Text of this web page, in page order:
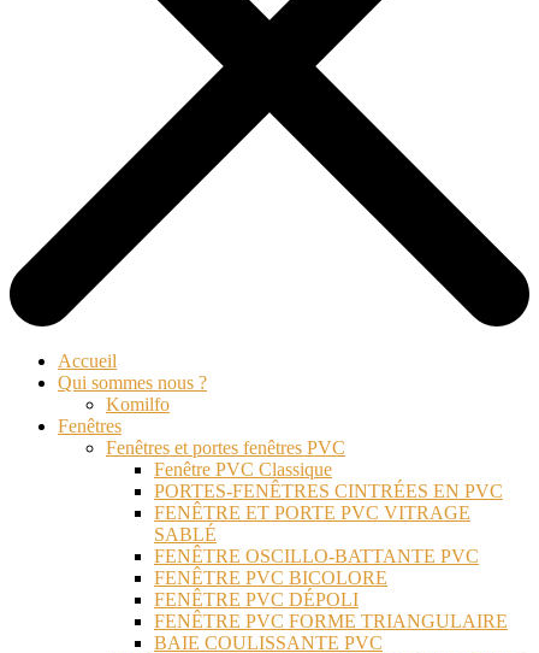
Accueil
Qui sommes nous ?
Komilfo
Fenêtres
Fenêtres et portes fenêtres PVC
Fenêtre PVC Classique
PORTES-FENÊTRES CINTRÉES EN PVC
FENÊTRE ET PORTE PVC VITRAGE
SABLÉ
FENÊTRE OSCILLO-BATTANTE PVC
FENÊTRE PVC BICOLORE
FENÊTRE PVC DÉPOLI
FENÊTRE PVC FORME TRIANGULAIRE
BAIE COULISSANTE PVC